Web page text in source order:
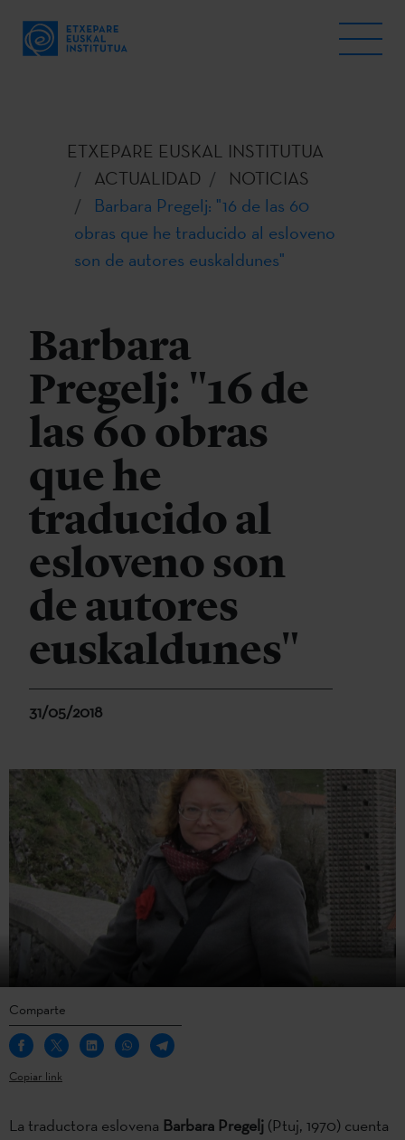
ETXEPARE EUSKAL INSTITUTUA
ACTUALIDAD
NOTICIAS
Barbara Pregelj: "16 de las 60
obras que he traducido al esloveno
son de autores euskaldunes"
Barbara
Pregelj: "16 de
las 60 obras
que he
traducido al
esloveno son
de autores
euskaldunes"
31/05/2018
Comparte
Copiar link
La traductora eslovena Barbara Pregelj (Ptuj, 1970) cuenta